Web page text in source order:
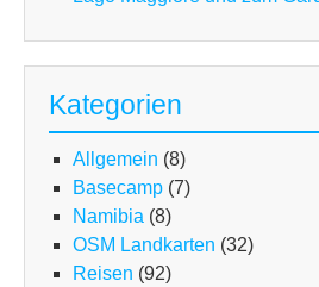
Kategorien
Allgemein (8)
Basecamp (7)
Namibia (8)
OSM Landkarten (32)
Reisen (92)